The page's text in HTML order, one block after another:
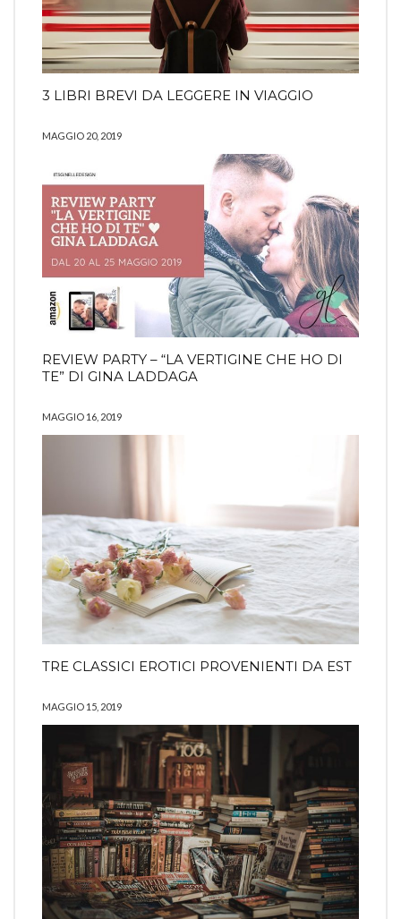
3 LIBRI BREVI DA LEGGERE IN VIAGGIO
MAGGIO 20, 2019
REVIEW PARTY – “LA VERTIGINE CHE HO DI
TE” DI GINA LADDAGA
MAGGIO 16, 2019
TRE CLASSICI EROTICI PROVENIENTI DA EST
MAGGIO 15, 2019